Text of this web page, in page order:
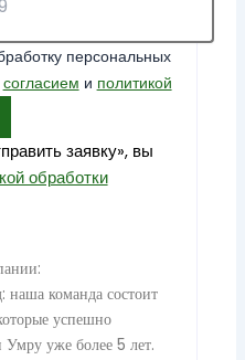
персональных
согласием и политикой
заявку», вы
обработки
наша команда состоит
успешно
уже более 5 лет.